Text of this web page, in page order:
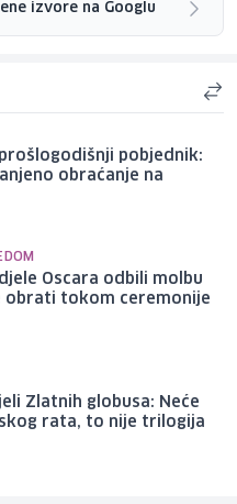
izvore na Googlu
pobjednik:
obraćanje na
Oscara odbili molbu
obrati tokom ceremonije
Zlatnih globusa: Neće
rata, to nije trilogija